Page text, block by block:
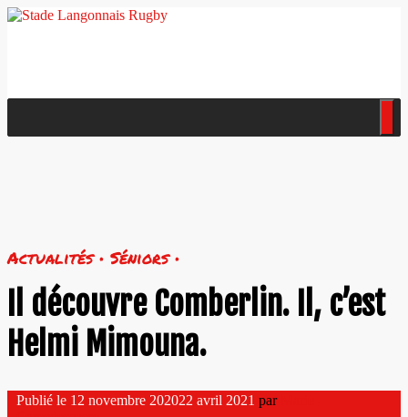
Actualités • Séniors •
Il découvre Comberlin. Il, c’est
Helmi Mimouna.
Publié le 12 novembre 202022 avril 2021 par